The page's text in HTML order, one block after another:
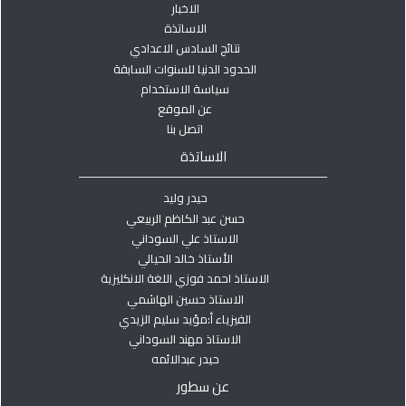
الاخبار
الاساتذة
نتائج السادس الاعدادي
الحدود الدنيا للسنوات السابقة
سياسة الاستخدام
عن الموقع
اتصل بنا
الاساتذة
حيدر وليد
حسن عبد الكاظم الربيعي
الاستاذ علي السوداني
الأستاذ خالد الحيالي
الاستاذ احمد فوزي اللغة الانكليزية
الاستاذ حسين الهاشمي
الفيزياء أ:مؤيد سليم الزيدي
الاستاذ مهند السوداني
حيدر عبدالائمه
عن سطور